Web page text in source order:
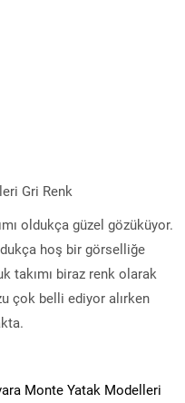
Gri Renk
oldukça güzel gözüküyor.
hoş bir görselliğe
takımı biraz renk olarak
çok belli ediyor alırken
Monte Yatak Modelleri